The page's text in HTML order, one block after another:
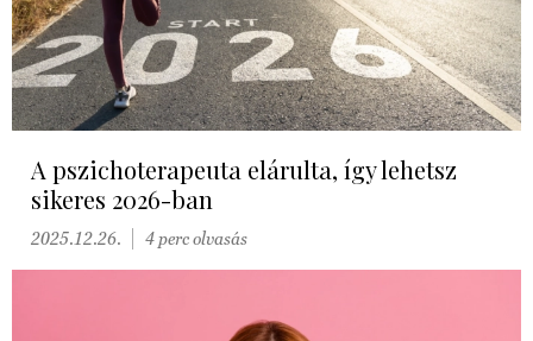
A pszichoterapeuta elárulta, így lehetsz
sikeres 2026-ban
2025.12.26. 4 perc olvasás